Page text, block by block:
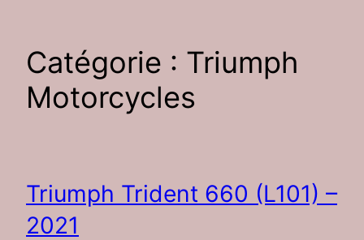
Catégorie : Triumph
Motorcycles
Triumph Trident 660 (L101) –
2021